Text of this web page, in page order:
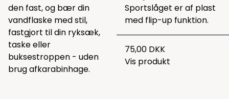
den fast, og bær din
vandflaske med stil,
fastgjort til din ryksæk,
taske eller
buksestroppen - uden
brug afkarabinhage.
Sportslåget er af plast
med flip-up funktion.
75,00 DKK
Vis produkt